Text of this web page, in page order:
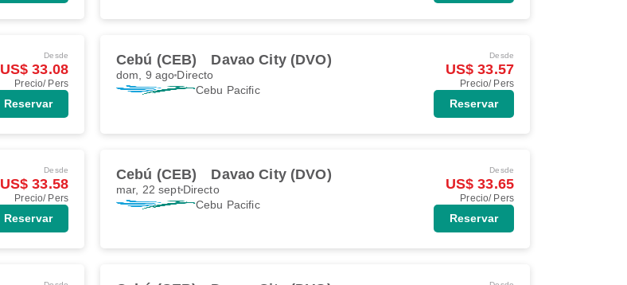
Desde
US$ 33.08
Precio/ Pers
Reservar
Cebú (CEB) Davao City (DVO)
dom, 9 ago Directo
Cebu Pacific
Desde
US$ 33.57
Precio/ Pers
Reservar
Desde
US$ 33.58
Precio/ Pers
Reservar
Cebú (CEB) Davao City (DVO)
mar, 22 septDirecto
Cebu Pacific
Desde
US$ 33.65
Precio/ Pers
Reservar